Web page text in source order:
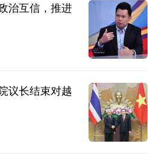
治互信，推进
议长结束对越